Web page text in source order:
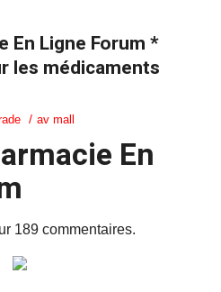
En Ligne Forum *
les médicaments
/ av mall
En
189commentaires.